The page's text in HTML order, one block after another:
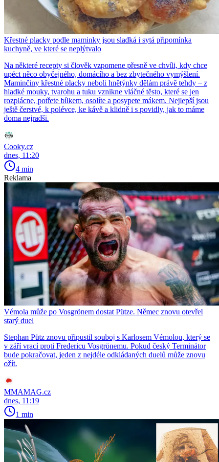
Křestné placky podle maminky jsou sladká i sytá připomínka
kuchyně, ve které se neplýtvalo
Na některé recepty si člověk vzpomene přesně ve chvíli, kdy chce
upéct něco obyčejného, domácího a bez zbytečného vymýšlení.
Maminčiny křestné placky neboli hnětýnky dělám právě tehdy – z
hladké mouky, tvarohu a tuku vznikne vláčné těsto, které se jen
rozplácne, potřete bílkem, osolíte a posypete mákem. Nejlepší jsou
ještě čerstvé, k polévce, ke kávě a klidně i s povidly, jak to máme
doma nejradši.
Cooky.cz
dnes, 11:20
4 min
Reklama
Vémola může po Vosgrönem dostat Pütze. Němec znovu otevřel
starý duel
Stephan Pütz znovu připustil souboj s Karlosem Vémolou, který se
v září vrací proti Fredericu Vosgrönemu. Pokud český Terminátor
bude pokračovat, jeden z nejdéle odkládaných duelů může znovu
ožít.
MMAMAG.cz
dnes, 11:19
1 min